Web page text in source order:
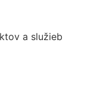
a služieb